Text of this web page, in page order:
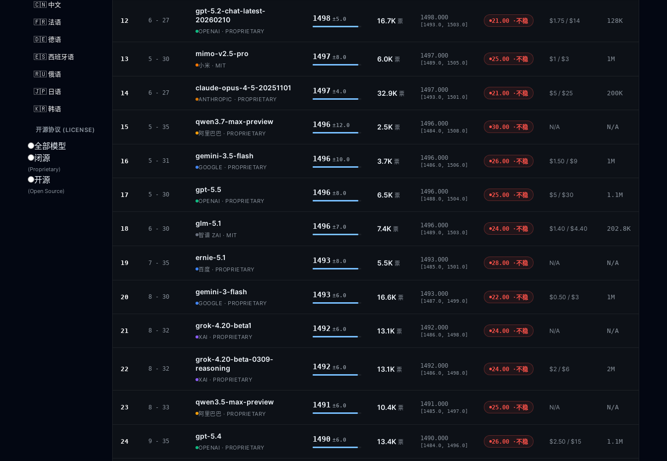
🇨🇳 中文
🇫🇷 法语
🇩🇪 德语
🇪🇸 西班牙语
🇷🇺 俄语
🇯🇵 日语
🇰🇷 韩语
开源协议 (LICENSE)
全部模型
闭源
(Proprietary)
开源
(Open Source)
12 6 - 27
gpt-5.2-chat-latest-
20260210
OPENAI · PROPRIETARY
1498 ±5.0 16.7K 票
1498.000
[1493.0, 1503.0]
21.00 ·不稳 $1.75 / $14 128K
13 5 - 30
mimo-v2.5-pro
小米 · MIT
1497 ±8.0 6.0K 票
1497.000
[1489.0, 1505.0]
25.00 ·不稳 $1 / $3 1M
14 6 - 27
claude-opus-4-5-20251101
ANTHROPIC · PROPRIETARY
1497 ±4.0 32.9K 票
1497.000
[1493.0, 1501.0]
21.00 ·不稳 $5 / $25 200K
15 5 - 35
qwen3.7-max-preview
阿里巴巴 · PROPRIETARY
1496 ±12.0 2.5K 票
1496.000
[1484.0, 1508.0]
30.00 ·不稳 N/A N/A
16 5 - 31
gemini-3.5-flash
GOOGLE · PROPRIETARY
1496 ±10.0 3.7K 票
1496.000
[1486.0, 1506.0]
26.00 ·不稳 $1.50 / $9 1M
17 5 - 30
gpt-5.5
OPENAI · PROPRIETARY
1496 ±8.0 6.5K 票
1496.000
[1488.0, 1504.0]
25.00 ·不稳 $5 / $30 1.1M
18 6 - 30
glm-5.1
智谱 ZAI · MIT
1496 ±7.0 7.4K 票
1496.000
[1489.0, 1503.0]
24.00 ·不稳 $1.40 / $4.40 202.8K
19 7 - 35
ernie-5.1
百度 · PROPRIETARY
1493 ±8.0 5.5K 票
1493.000
[1485.0, 1501.0]
28.00 ·不稳 N/A N/A
20 8 - 30
gemini-3-flash
GOOGLE · PROPRIETARY
1493 ±6.0 16.6K 票
1493.000
[1487.0, 1499.0]
22.00 ·不稳 $0.50 / $3 1M
21 8 - 32
grok-4.20-beta1
XAI · PROPRIETARY
1492 ±6.0 13.1K 票
1492.000
[1486.0, 1498.0]
24.00 ·不稳 N/A N/A
22 8 - 32
grok-4.20-beta-0309-
reasoning
XAI · PROPRIETARY
1492 ±6.0 13.1K 票
1492.000
[1486.0, 1498.0]
24.00 ·不稳 $2 / $6 2M
23 8 - 33
qwen3.5-max-preview
阿里巴巴 · PROPRIETARY
1491 ±6.0 10.4K 票
1491.000
[1485.0, 1497.0]
25.00 ·不稳 N/A N/A
24 9 - 35
gpt-5.4
OPENAI · PROPRIETARY
1490 ±6.0 13.4K 票
1490.000
[1484.0, 1496.0]
26.00 ·不稳 $2.50 / $15 1.1M